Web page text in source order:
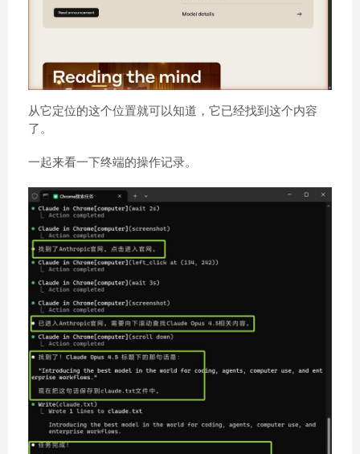
从它定位的这个位置就可以知道，它已经找到这个内容
了。
一起来看一下终端的操作记录。